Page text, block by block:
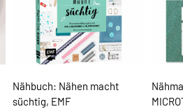
Nähbuch: Nähen macht
süchtig, EMF